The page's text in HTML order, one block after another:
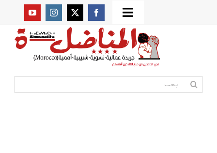
to
Toggle
Navigation
من نحن؟
البحث